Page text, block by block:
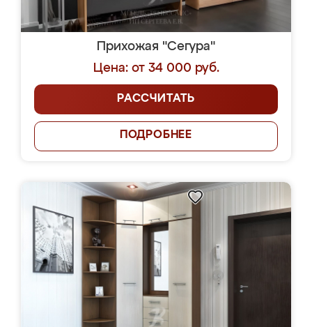
Прихожая "Сегура"
Цена: от 34 000 руб.
РАССЧИТАТЬ
ПОДРОБНЕЕ